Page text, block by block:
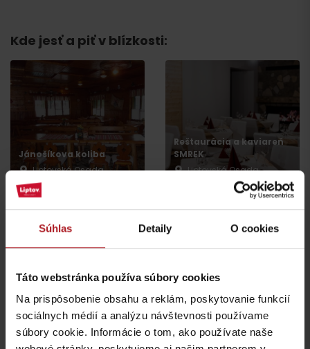
Súhlas Detaily O cookies
Táto webstránka používa súbory cookies
Na prispôsobenie obsahu a reklám, poskytovanie funkcií
sociálnych médií a analýzu návštevnosti používame
súbory cookie. Informácie o tom, ako používate naše
Kde jesť a piť v blízkosti:
Jánošíkova koliba
Liptovská Osada
Reštaurácia a kaviareň
SMREK
Liptovská Osada
Koliba Liptov GOTHAL
Liptovská Osada
Reštaurácia Smrekovica
Ľubochňa
Príchod